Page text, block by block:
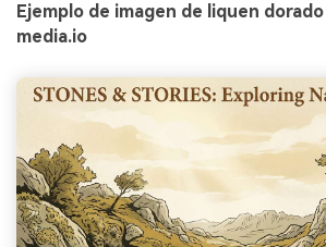
Ejemplo de imagen de liquen
media.io